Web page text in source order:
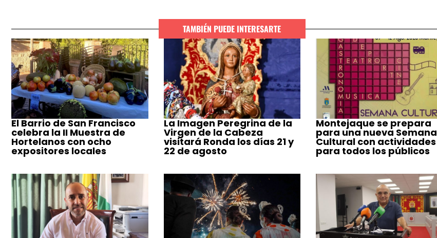
TAMBIÉN PUEDE INTERESARTE
El Barrio de San Francisco
celebra la II Muestra de
Hortelanos con ocho
expositores locales
La Imagen Peregrina de la
Virgen de la Cabeza
visitará Ronda los días 21 y
22 de agosto
Montejaque se prepara
para una nueva Semana
Cultural con actividades
para todos los públicos